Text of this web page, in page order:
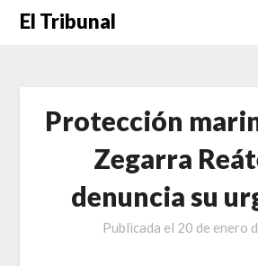
SaltarEl Tribunal
Protección
Zegarra
denuncia su
Publicada el 20 de enero